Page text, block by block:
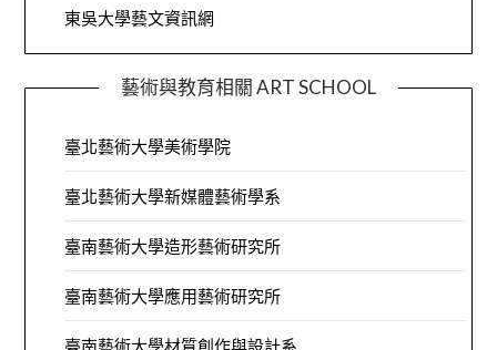
東吳大學藝文資訊網
藝術與教育相關 ART SCHOOL
臺北藝術大學美術學院
臺北藝術大學新媒體藝術學系
臺南藝術大學造形藝術研究所
臺南藝術大學應用藝術研究所
臺南藝術大學材質創作與設計系